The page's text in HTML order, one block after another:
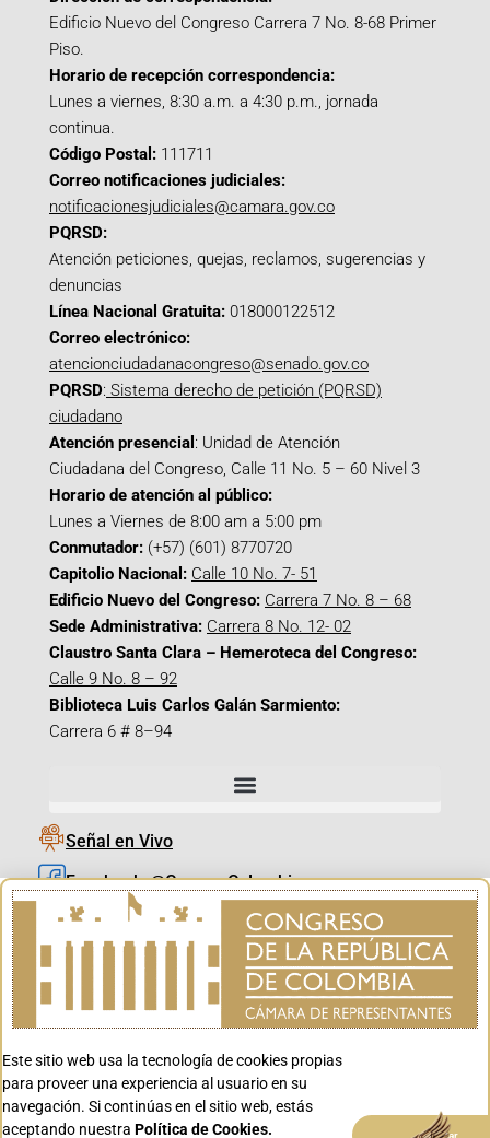
Edificio Nuevo del Congreso Carrera 7 No. 8-68 Primer
Piso.
Horario de recepción correspondencia:
Lunes a viernes, 8:30 a.m. a 4:30 p.m., jornada
continua.
Código Postal: 111711
Correo notificaciones judiciales:
notificacionesjudiciales@camara.gov.co
PQRSD:
Atención peticiones, quejas, reclamos, sugerencias y
denuncias
Línea Nacional Gratuita: 018000122512
Correo electrónico:
atencionciudadanacongreso@senado.gov.co
PQRSD: Sistema derecho de petición (PQRSD)
ciudadano
Atención presencial : Unidad de Atención
Ciudadana del Congreso, Calle 11 No. 5 – 60 Nivel 3
Horario de atención al público:
Lunes a Viernes de 8:00 am a 5:00 pm
Conmutador: (+57) (601) 8770720
Capitolio Nacional: Calle 10 No. 7- 51
Edificio Nuevo del Congreso: Carrera 7 No. 8 – 68
Sede Administrativa: Carrera 8 No. 12- 02
Claustro Santa Clara – Hemeroteca del Congreso:
Calle 9 No. 8 – 92
Biblioteca Luis Carlos Galán Sarmiento:
Carrera 6 # 8–94
Señal en Vivo
Facebook_@CamaraColombia
Instagram_@CamaraColombia
X_@CamaraColombia
Youtube_@CamaraColombia
Youtube_@CanalCongreso
Este sitio web usa la tecnología de cookies propias
para proveer una experiencia al usuario en su
navegación. Si continúas en el sitio web, estás
aceptando nuestra Política de Cookies. Aceptar